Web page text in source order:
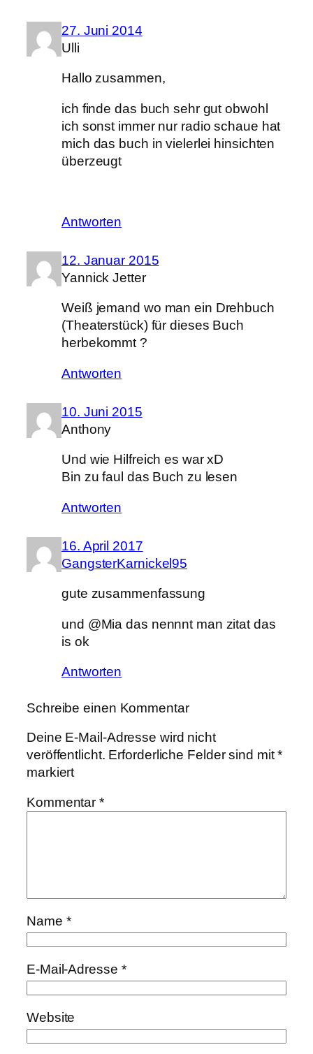
27. Juni 2014
Ulli
Hallo zusammen,
ich finde das buch sehr gut obwohl
ich sonst immer nur radio schaue hat
mich das buch in vielerlei hinsichten
überzeugt
Antworten
12. Januar 2015
Yannick Jetter
Weiß jemand wo man ein Drehbuch
(Theaterstück) für dieses Buch
herbekommt ?
Antworten
10. Juni 2015
Anthony
Und wie Hilfreich es war xD
Bin zu faul das Buch zu lesen
Antworten
16. April 2017
GangsterKarnickel95
gute zusammenfassung
und @Mia das nennnt man zitat das
is ok
Antworten
Schreibe einen Kommentar
Deine E-Mail-Adresse wird nicht
veröffentlicht. Erforderliche Felder sind mit*
markiert
Kommentar*
Name *
E-Mail-Adresse *
Website